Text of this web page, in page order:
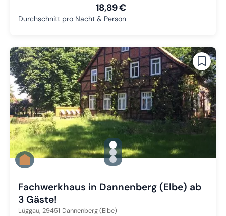
18,89 €
Durchschnitt pro Nacht & Person
gallery.slide_selector
Zu Slide 1 wechseln
Zu Slide 2 wechseln
Zu Slide 3 wechseln
Fachwerkhaus in Dannenberg (Elbe) ab
3 Gäste!
Lüggau, 29451 Dannenberg (Elbe)